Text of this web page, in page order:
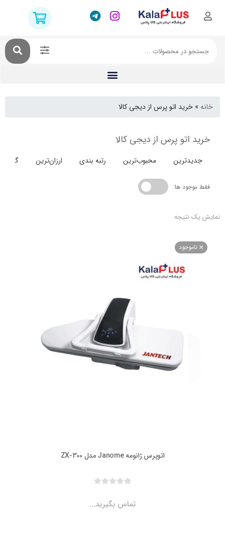
خرید اتو پرس از دیجی کالا
اتو پرس از دیجی کالا
محبوب‌ترین رتبه بندی ارزان‌ترین گران‌ترین
ها:
نتیجه
اتوپرس ژانومه Janome مدل ZX-300
تماس بگیرید...